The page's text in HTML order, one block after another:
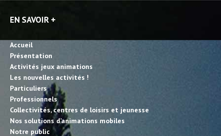
EN SAVOIR +
Accueil
Présentation
Activités jeux animations
Les nouvelles activités !
Particuliers
Professionnels
Collectivités, centres de loisirs et jeunesse
Nos solutions d’animations mobiles
Notre public